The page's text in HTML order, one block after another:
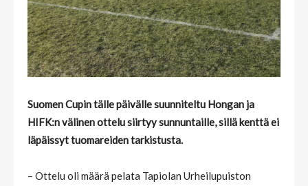
Suomen Cupin tälle päivälle suunniteltu Hongan ja
HIFK:n välinen ottelu siirtyy sunnuntaille, sillä kenttä ei
läpäissyt tuomareiden tarkistusta.
– Ottelu oli määrä pelata Tapiolan Urheilupuiston